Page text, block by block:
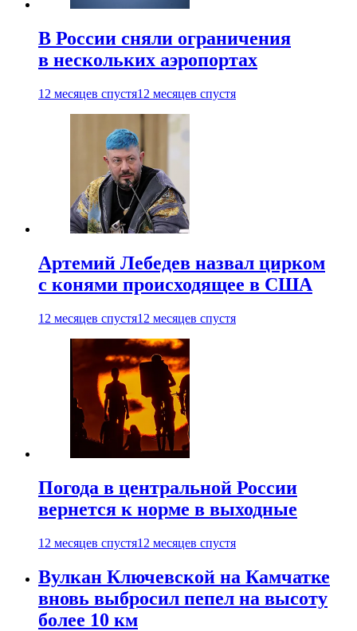
В России сняли ограничения
в нескольких аэропортах
12 месяцев спустя12 месяцев спустя
Артемий Лебедев назвал цирком
с конями происходящее в США
12 месяцев спустя12 месяцев спустя
Погода в центральной России
вернется к норме в выходные
12 месяцев спустя12 месяцев спустя
Вулкан Ключевской на Камчатке
вновь выбросил пепел на высоту
более 10 км